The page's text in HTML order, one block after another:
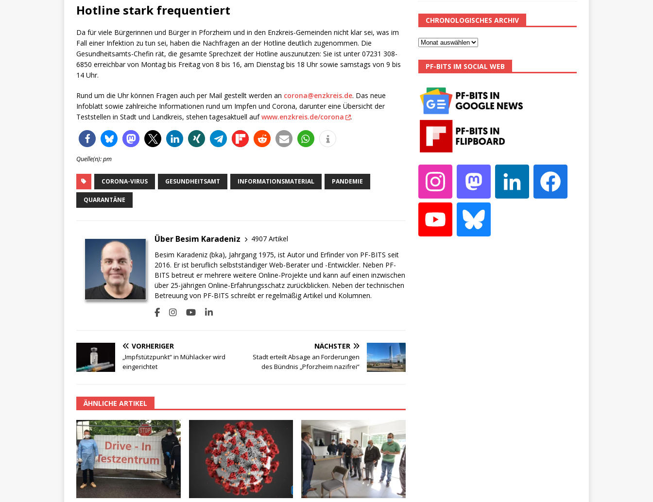
Hotline stark frequentiert
Da für viele Bürgerinnen und Bürger in Pforzheim und in den Enzkreis-Gemeinden nicht klar sei, was im
Fall einer Infektion zu tun sei, haben die Nachfragen an der Hotline deutlich zugenommen. Die
Gesundheitsamts-Chefin rät, die gesamte Sprechzeit der Hotline auszunutzen: Sie ist unter 07231 308-
6850 erreichbar von Montag bis Freitag von 8 bis 16, am Dienstag bis 18 Uhr sowie samstags von 9 bis
14 Uhr.
Rund um die Uhr können Fragen auch per Mail gestellt werden an corona@enzkreis.de. Das neue
Infoblatt sowie zahlreiche Informationen rund um Impfen und Corona, darunter eine Übersicht der
Teststellen in Stadt und Landkreis, stehen tagesaktuell aufwww.enzkreis.de/corona .
Quelle(n): pm
CORONA-VIRUS GESUNDHEITSAMT INFORMATIONSMATERIAL PANDEMIE
QUARANTÄNE
Über Besim Karadeniz
4907 Artikel
Besim Karadeniz (bka), Jahrgang 1975, ist Autor und Erfinder von PF-BITS seit
2016. Er ist beruflich selbstständiger Web-Berater und -Entwickler. Neben PF-
BITS betreut er mehrere weitere Online-Projekte und kann auf einen inzwischen
über 25-jährigen Online-Erfahrungsschatz zurückblicken. Neben der technischen
Betreuung von PF-BITS schreibt er regelmäßig Artikel und Kolumnen.
VORHERIGER
„Impfstützpunkt“ in Mühlacker wird
eingerichtet
NÄCHSTER
Stadt erteilt Absage an Forderungen
des Bündnis „Pforzheim nazifrei“
ÄHNLICHE ARTIKEL
CHRONOLOGISCHES ARCHIV
PF-BITS IM SOCIAL WEB